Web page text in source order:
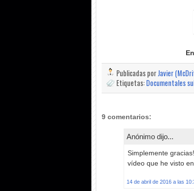
Publicadas porJavier
Etiquetas:Documentales
9 comentarios:
Anónimo dijo...
Simplemente
vídeo que he visto
14 de abril de 2016 a las